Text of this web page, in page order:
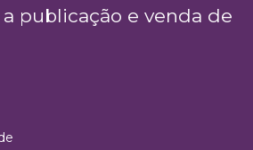
publicação e venda de